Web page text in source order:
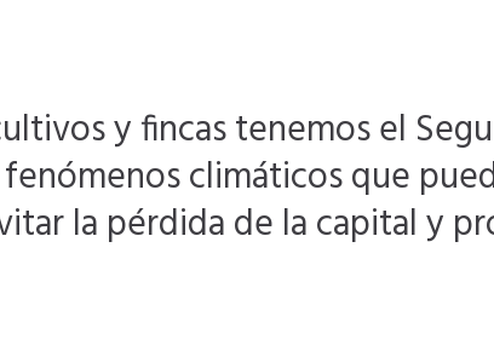
y fincas tenemos el
climáticos que
la pérdida de la capital y